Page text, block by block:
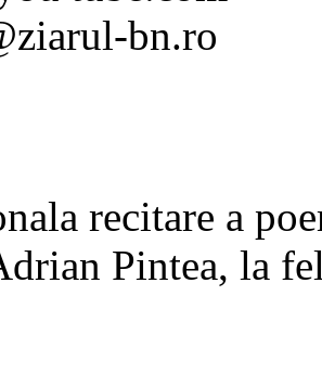
bn.ro
recitare a
Pintea, la